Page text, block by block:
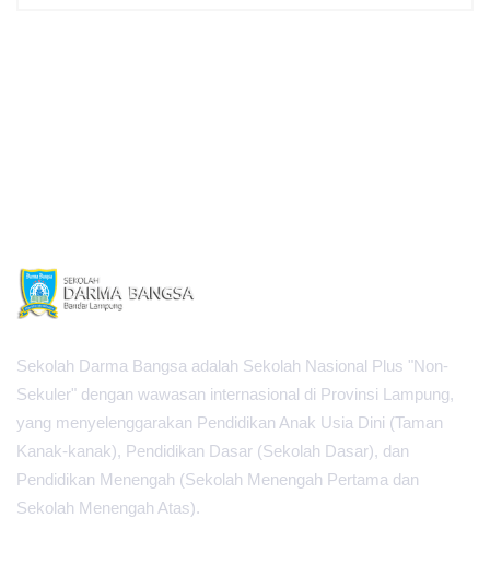
Sekolah Darma Bangsa adalah Sekolah Nasional Plus "Non-
Sekuler" dengan wawasan internasional di Provinsi Lampung,
yang menyelenggarakan Pendidikan Anak Usia Dini (Taman
Kanak-kanak), Pendidikan Dasar (Sekolah Dasar), dan
Pendidikan Menengah (Sekolah Menengah Pertama dan
Sekolah Menengah Atas).